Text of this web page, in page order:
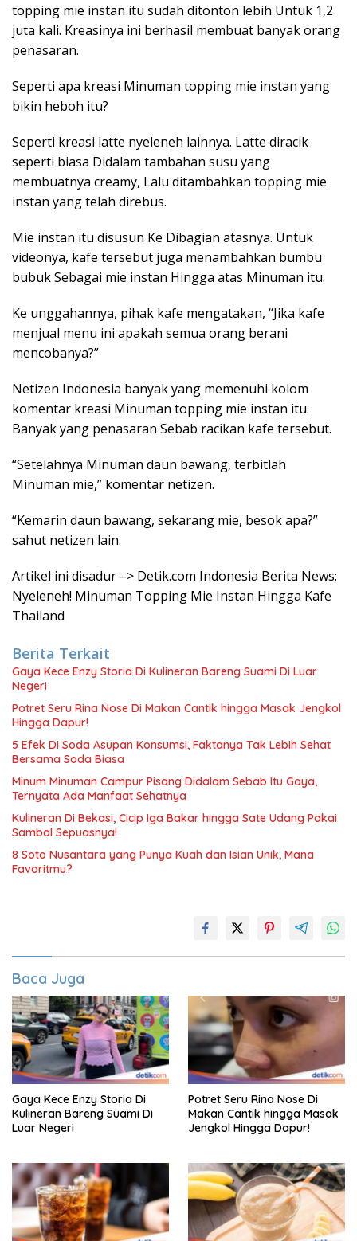
topping mie instan itu sudah ditonton lebih Untuk 1,2
juta kali. Kreasinya ini berhasil membuat banyak orang
penasaran.
Seperti apa kreasi Minuman topping mie instan yang
bikin heboh itu?
Seperti kreasi latte nyeleneh lainnya. Latte diracik
seperti biasa Didalam tambahan susu yang
membuatnya creamy, Lalu ditambahkan topping mie
instan yang telah direbus.
Mie instan itu disusun Ke Dibagian atasnya. Untuk
videonya, kafe tersebut juga menambahkan bumbu
bubuk Sebagai mie instan Hingga atas Minuman itu.
Ke unggahannya, pihak kafe mengatakan, “Jika kafe
menjual menu ini apakah semua orang berani
mencobanya?”
Netizen Indonesia banyak yang memenuhi kolom
komentar kreasi Minuman topping mie instan itu.
Banyak yang penasaran Sebab racikan kafe tersebut.
“Setelahnya Minuman daun bawang, terbitlah
Minuman mie,” komentar netizen.
“Kemarin daun bawang, sekarang mie, besok apa?”
sahut netizen lain.
Artikel ini disadur –> Detik.com Indonesia Berita News:
Nyeleneh! Minuman Topping Mie Instan Hingga Kafe
Thailand
Berita Terkait
Gaya Kece Enzy Storia Di Kulineran Bareng Suami Di Luar
Negeri
Potret Seru Rina Nose Di Makan Cantik hingga Masak Jengkol
Hingga Dapur!
5 Efek Di Soda Asupan Konsumsi, Faktanya Tak Lebih Sehat
Bersama Soda Biasa
Minum Minuman Campur Pisang Didalam Sebab Itu Gaya,
Ternyata Ada Manfaat Sehatnya
Kulineran Di Bekasi, Cicip Iga Bakar hingga Sate Udang Pakai
Sambal Sepuasnya!
8 Soto Nusantara yang Punya Kuah dan Isian Unik, Mana
Favoritmu?
Baca Juga
Gaya Kece Enzy Storia Di
Kulineran Bareng Suami Di
Luar Negeri
Potret Seru Rina Nose Di
Makan Cantik hingga Masak
Jengkol Hingga Dapur!